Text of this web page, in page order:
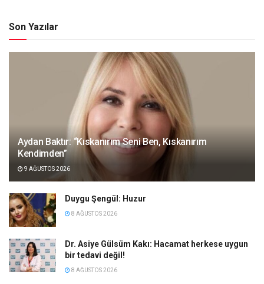
Son Yazılar
Aydan Baktır: “Kıskanırım Seni Ben, Kıskanırım
Kendimden”
9 AĞUSTOS 2026
Duygu Şengül: Huzur
8 AĞUSTOS 2026
Dr. Asiye Gülsüm Kakı: Hacamat herkese uygun
bir tedavi değil!
8 AĞUSTOS 2026